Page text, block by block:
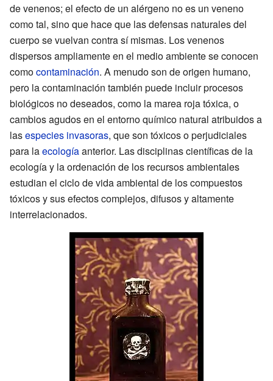
de venenos; el efecto de un alérgeno no es un veneno
como tal, sino que hace que las defensas naturales del
cuerpo se vuelvan contra sí mismas. Los venenos
dispersos ampliamente en el medio ambiente se conocen
comocontaminación. A menudo son de origen humano,
pero la contaminación también puede incluir procesos
biológicos no deseados, como la marea roja tóxica, o
cambios agudos en el entorno químico natural atribuidos a
lasespecies invasoras, que son tóxicos o perjudiciales
para laecologíaanterior. Las disciplinas científicas de la
ecología y la ordenación de los recursos ambientales
estudian el ciclo de vida ambiental de los compuestos
tóxicos y sus efectos complejos, difusos y altamente
interrelacionados.